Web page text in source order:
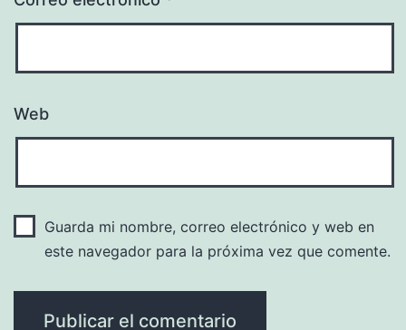
Web
Guarda mi nombre, correo electrónico y web en
este navegador para la próxima vez que comente.